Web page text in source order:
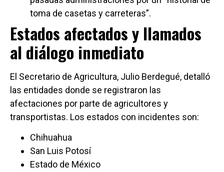
toma de casetas y carreteras”.
Estados afectados y llamados
al diálogo inmediato
El Secretario de Agricultura, Julio Berdegué, detalló
las entidades donde se registraron las
afectaciones por parte de agricultores y
transportistas. Los estados con incidentes son:
Chihuahua
San Luis Potosí
Estado de México